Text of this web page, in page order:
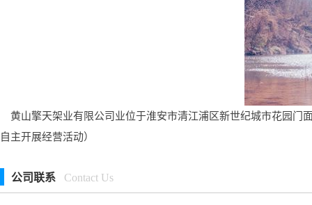
黄山擎天架业有限公司业位于淮安市清江浦区新世纪城市花园门
自主开展经营活动）
公司联系 Contact Us